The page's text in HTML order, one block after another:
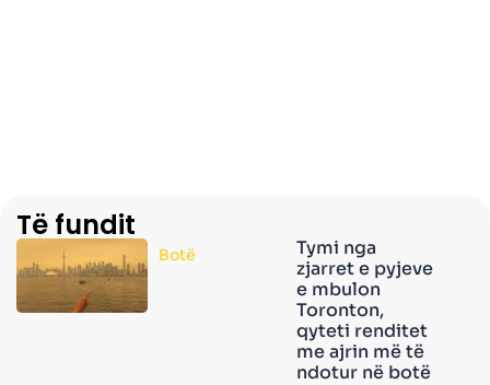
Të fundit
Botë
Tymi nga
zjarret e pyjeve
e mbulon
Toronton,
qyteti renditet
me ajrin më të
ndotur në botë